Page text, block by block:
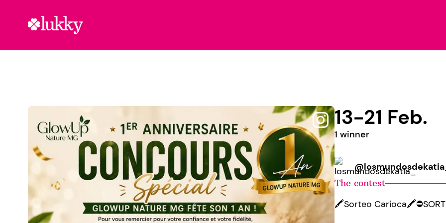
13-21 Feb.
1 winner
@losmundosdekatia_
The contest
🖍️Sorteo